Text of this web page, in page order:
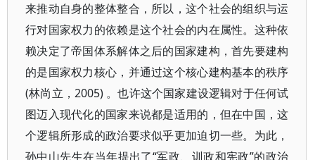
来推动自身的整体整合，所以，这个社会的组织与运
行对国家权力的依赖是这个社会的内在属性。这种依
赖决定了帝国体系解体之后的国家建构，首先要建构
的是国家权力核心，并通过这个核心建构基本的秩序
(林尚立，2005) 。也许这个国家建设逻辑对于任何试
图迈入现代化的国家来说都是适用的，但在中国，这
个逻辑所形成的政治要求似乎更加迫切一些。为此，
孙中山先生在当年提出了“军政、训政和宪政”的政治